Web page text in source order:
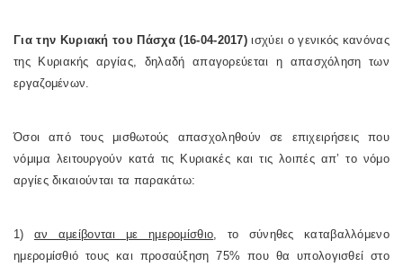
Για την Κυριακή του Πάσχα (16-04-2017) ισχύει ο γενικός κανόνας
της Κυριακής αργίας, δηλαδή απαγορεύεται η απασχόληση των
εργαζομένων.
Όσοι από τους μισθωτούς απασχοληθούν σε επιχειρήσεις που
νόμιμα λειτουργούν κατά τις Κυριακές και τις λοιπές απ’ το νόμο
αργίες δικαιούνται τα παρακάτω:
1) αν αμείβονται με ημερομίσθιο, το σύνηθες καταβαλλόμενο
ημερομίσθιό τους και προσαύξηση 75% που θα υπολογισθεί στο